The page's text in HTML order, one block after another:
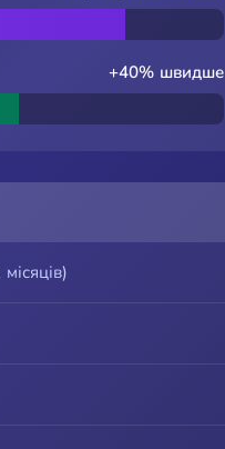
+40% швидше